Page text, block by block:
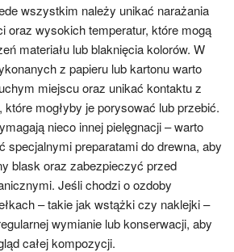
wszystkim należy unikać narażania
oraz wysokich temperatur, które mogą
materiału lub blaknięcia kolorów. W
z papieru lub kartonu warto
miejscu oraz unikać kontaktu z
mogłyby je porysować lub przebić.
nieco innej pielęgnacji – warto
specjalnymi preparatami do drewna, aby
blask oraz zabezpieczyć przed
Jeśli chodzi o ozdoby
– takie jak wstążki czy naklejki –
wymianie lub konserwacji, aby
całej kompozycji.